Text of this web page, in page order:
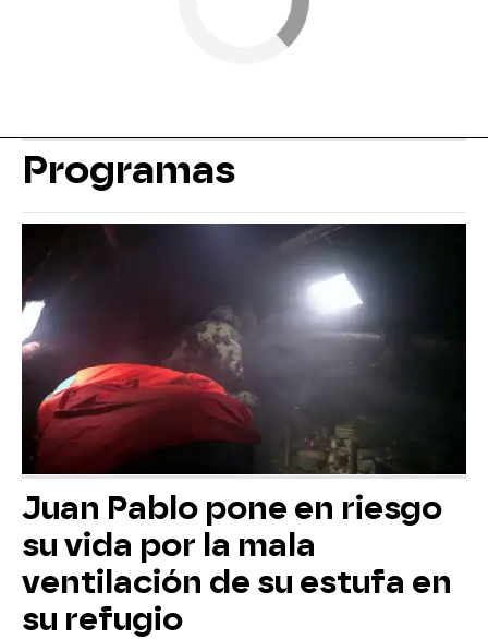
Programas
Juan Pablo pone en riesgo
su vida por la mala
ventilación de su estufa en
su refugio